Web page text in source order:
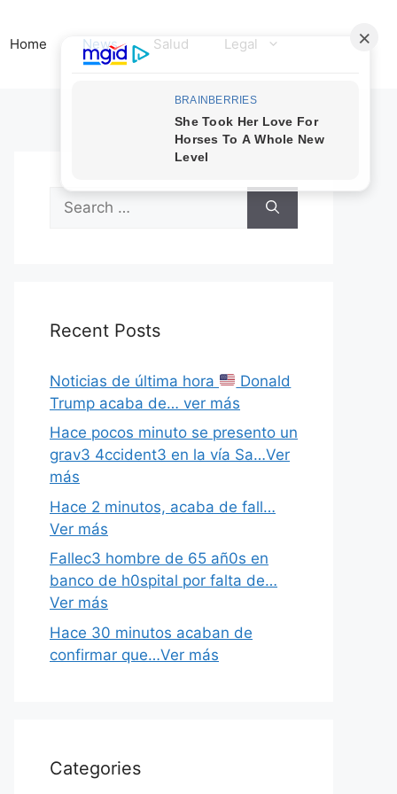
Home News Salud Legal
Search
for:
Recent Posts
Noticias de última hora
Donald
Trump acaba de… ver más
Hace pocos minuto se presento un
grav3 4ccident3 en la vía Sa…Ver
más
Hace 2 minutos, acaba de fall…
Ver más
Fallec3 hombre de 65 añ0s en
banco de h0spital por falta de…
Ver más
Hace 30 minutos acaban de
confirmar que…Ver más
Categories